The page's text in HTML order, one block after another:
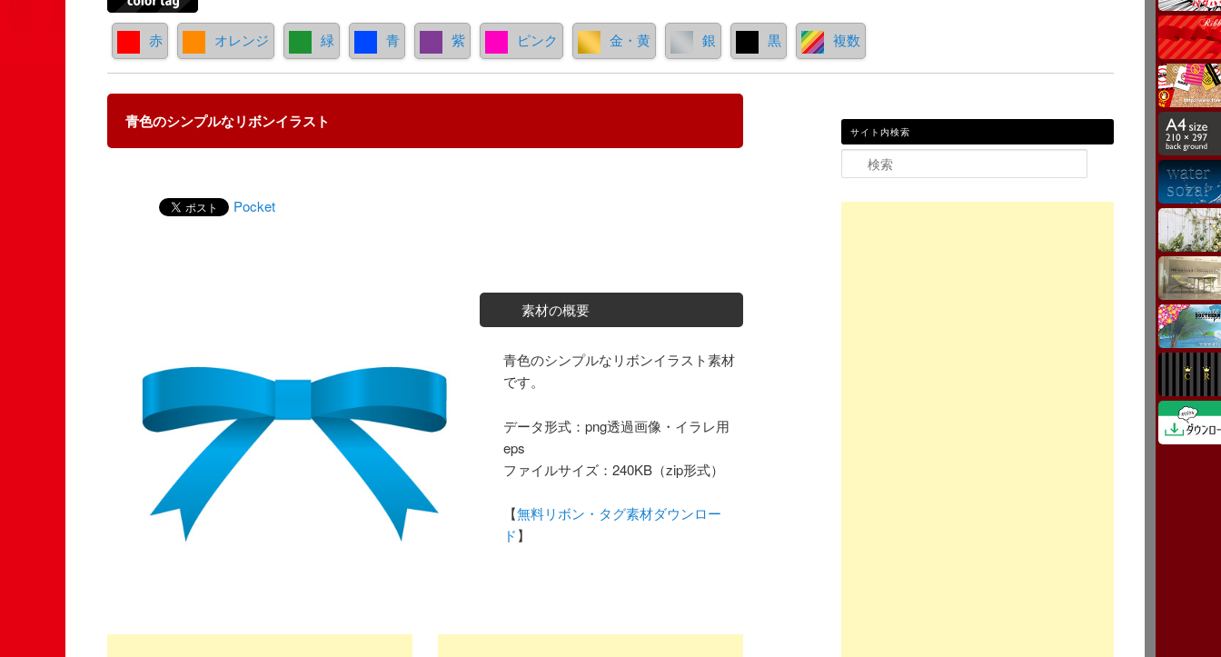
赤 オレンジ 緑 青 紫 ピンク 金・黄 銀 黒 複数
青色のシンプルなリボンイラスト
Pocket
素材の概要
青色のシンプルなリボンイラスト素材
です。
データ形式：png透過画像・イラレ用
eps
ファイルサイズ：240KB（zip形式）
【無料リボン・タグ素材ダウンロー
ド】
サイト内検索